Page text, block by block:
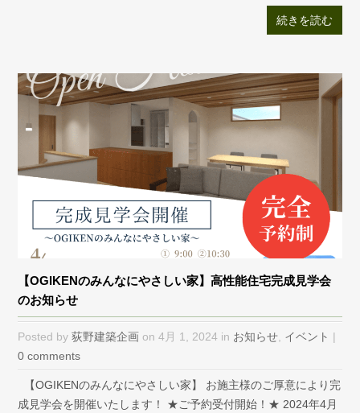
続きを読む
【OGIKENのみんなにやさしい家】高性能住宅完成見学会
のお知らせ
Posted by荻野建築企画 on 4月 1, 2024 in お知らせ イベント |
0 comments
【OGIKENのみんなにやさしい家】 お施主様のご厚意により完
成見学会を開催いたします！ ★ご予約受付開始！★ 2024年4月